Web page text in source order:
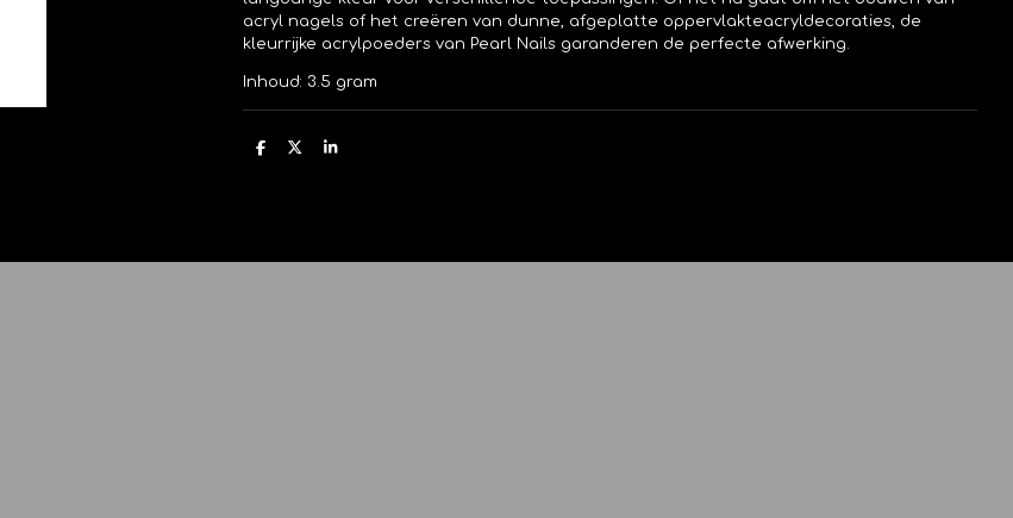
acryl nagels of het creëren van dunne, afgeplatte oppervlakteacryldecoraties, de
kleurrijke acrylpoeders van Pearl Nails garanderen de perfecte afwerking.
Inhoud: 3.5 gram
D
D
S